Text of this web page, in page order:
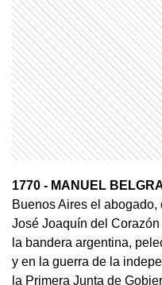
1770 - MANUEL
Buenos Aires el
José Joaquín del
la bandera argentina,
y en la guerra de la
la Primera Junta de